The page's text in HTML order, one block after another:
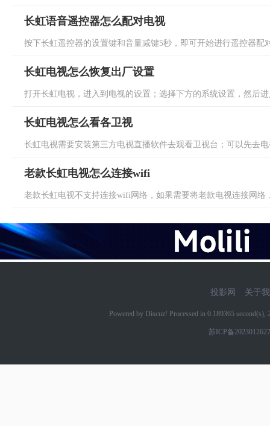
长虹语音遥控器怎么配对电视
按下长虹遥控器的设置键和音量减键5秒，即可开始进行遥控器配
长虹电视怎么恢复出厂设置
打开长虹电视，进入到电视的设置；选择下方的系统设置，然后
长虹电视怎么看各卫视
长虹电视需要安装第三方电视直播软件去观看卫视台；可以先去
老款长虹电视怎么连接wifi
老款长虹电视不支持连接wifi网络，如果需要将老款电视连接网
投影网 关于
Powered by Discuz! Processed in 0.189365
苏ICP备